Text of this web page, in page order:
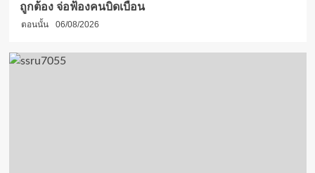
ถูกต้อง จ่อฟ้องคนบิดเบือน
ตอนนั้น 06/08/2026